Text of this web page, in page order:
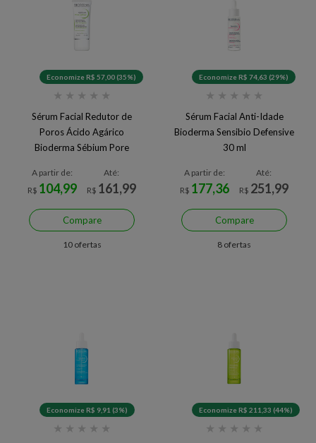
Economize R$ 57,00 (35%)
★ ★ ★ ★ ★
Sérum Facial Redutor de
Poros Ácido Agárico
Bioderma Sébium Pore
A partir de:
R$ 104,99
Até:
R$ 161,99
Compare
10 ofertas
Economize R$ 74,63 (29%)
★ ★ ★ ★ ★
Sérum Facial Anti-Idade
Bioderma Sensibio Defensive
30 ml
A partir de:
R$ 177,36
Até:
R$ 251,99
Compare
8 ofertas
Economize R$ 9,91 (3%)
★ ★ ★ ★ ★
Economize R$ 211,33 (44%)
★ ★ ★ ★ ★